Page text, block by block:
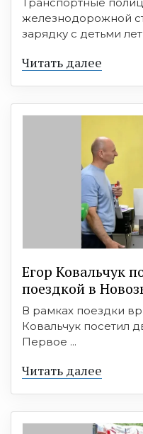
железнодорожной
зарядку с детьми
Читать далее
Егор Ковальчук
поездкой в
В рамках поездки
Ковальчук посетил
Первое ...
Читать далее